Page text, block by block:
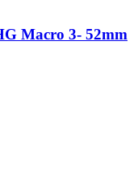
Macro 3- 52mm